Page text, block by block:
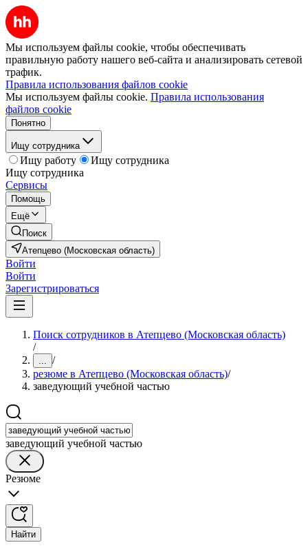
Мы используем файлы cookie, чтобы обеспечивать
правильную работу нашего веб-сайта и анализировать сетевой
трафик.
Правила использования файлов cookie
Мы используем файлы cookie. Правила использования
файлов cookie
Понятно
Ищу сотрудника
Ищу работу
Ищу сотрудника
Ищу сотрудника
Сервисы
Помощь
Ещё
Поиск
Атепцево (Московская область)
Войти
Войти
Зарегистрироваться
Поиск сотрудников в Атепцево (Московская область)
/
... /
резюме в Атепцево (Московская область)/
заведующий учебной частью
заведующий учебной частью
Резюме
Найти